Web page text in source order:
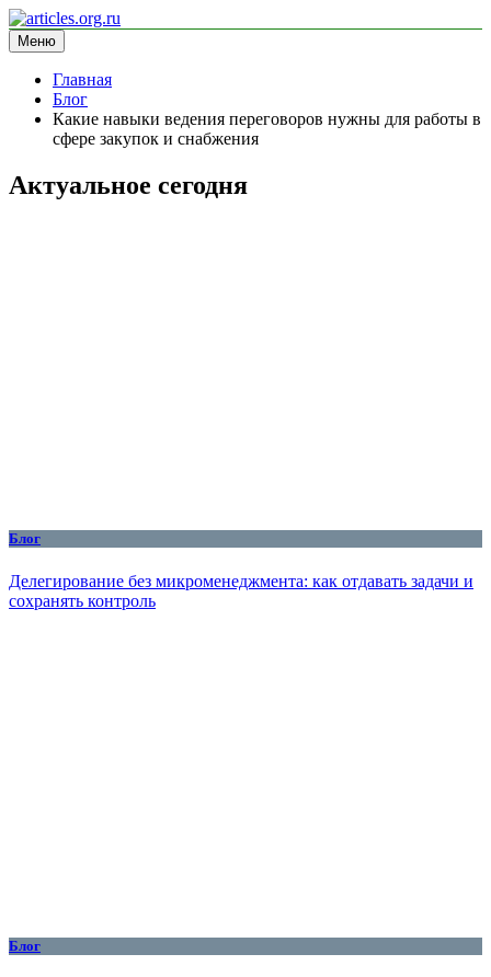
Перейти
к
содержимому
articles.org.ru
информационный сайт
Меню
Главная
Блог
Какие навыки ведения переговоров нужны для работы в
сфере закупок и снабжения
Актуальное сегодня
Блог
Делегирование без микроменеджмента: как отдавать задачи и
сохранять контроль
Блог